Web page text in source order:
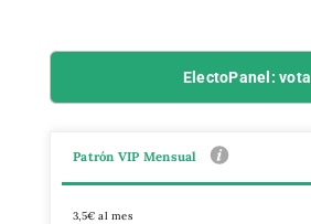
ElectoPanel: vota
Patrón VIP Mensual
3,5€ al mes